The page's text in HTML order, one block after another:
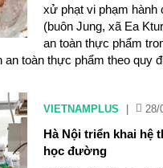
xử phạt vi phạm hành
(buôn Jung, xã Ea
an toàn thực phẩm
toàn thực phẩm theo quy
VIETNAMPLUS 28/
Hà Nội triển khai hệ
học đường